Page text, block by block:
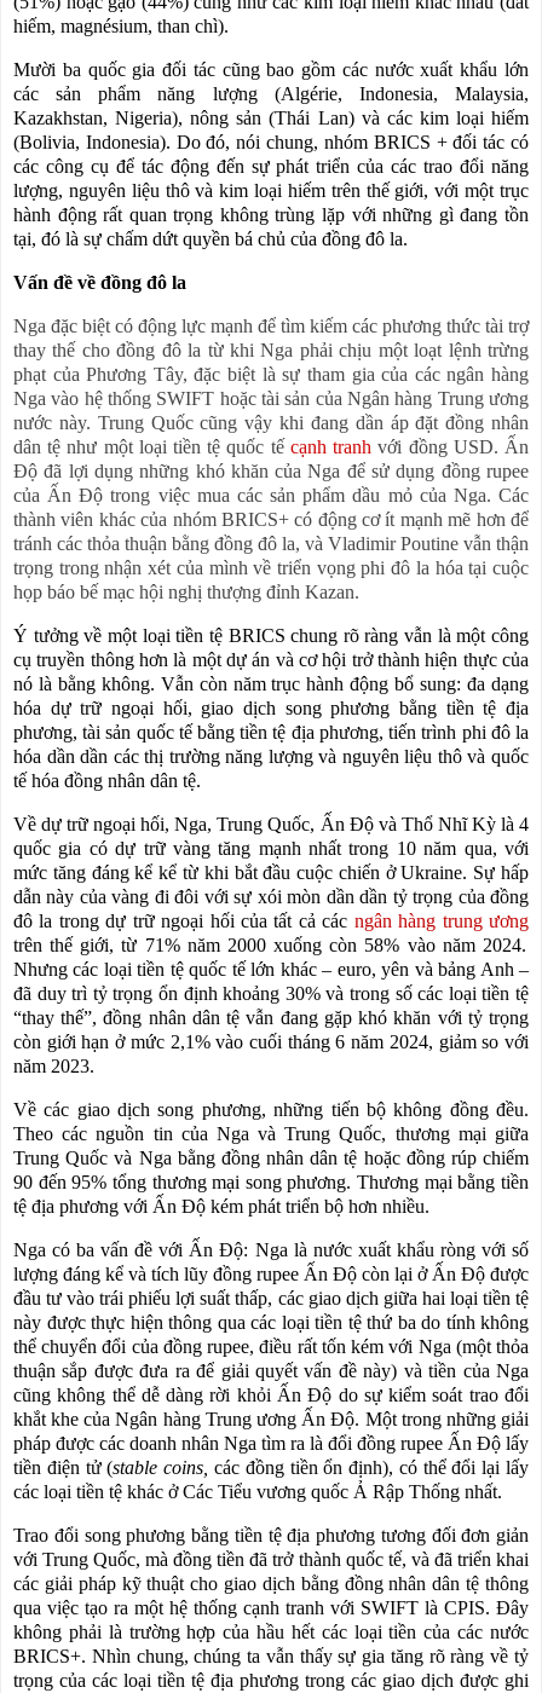
hiếm, magnésium, than chì).
Mười ba quốc gia đối tác cũng bao gồm các nước xuất khẩu lớn
các sản phẩm năng lượng (Algérie, Indonesia, Malaysia,
Kazakhstan, Nigeria), nông sản (Thái Lan) và các kim loại hiếm
(Bolivia, Indonesia). Do đó, nói chung, nhóm BRICS + đối tác có
các công cụ để tác động đến sự phát triển của các trao đổi năng
lượng, nguyên liệu thô và kim loại hiếm trên thế giới, với một trục
hành động rất quan trọng không trùng lặp với những gì đang tồn
tại, đó là sự chấm dứt quyền bá chủ của đồng đô la.
Vấn đề về đồng đô la
Nga đặc biệt có động lực mạnh để tìm kiếm các phương thức tài trợ
thay thế cho đồng đô la từ khi Nga phải chịu một loạt lệnh trừng
phạt của Phương Tây, đặc biệt là sự tham gia của các ngân hàng
Nga vào hệ thống SWIFT hoặc tài sản của Ngân hàng Trung ương
nước này. Trung Quốc cũng vậy khi đang dần áp đặt đồng nhân
dân tệ như một loại tiền tệ quốc tế cạnh tranh với đồng USD. Ấn
Độ đã lợi dụng những khó khăn của Nga để sử dụng đồng rupee
của Ấn Độ trong việc mua các sản phẩm dầu mỏ của Nga. Các
thành viên khác của nhóm BRICS+ có động cơ ít mạnh mẽ hơn để
tránh các thỏa thuận bằng đồng đô la, và Vladimir Poutine vẫn thận
trọng trong nhận xét của mình về triển vọng phi đô la hóa tại cuộc
họp báo bế mạc hội nghị thượng đỉnh Kazan.
Ý tưởng về một loại tiền tệ BRICS chung rõ ràng vẫn là một công
cụ truyền thông hơn là một dự án và cơ hội trở thành hiện thực của
nó là bằng không. Vẫn còn năm trục hành động bổ sung: đa dạng
hóa dự trữ ngoại hối, giao dịch song phương bằng tiền tệ địa
phương, tài sản quốc tế bằng tiền tệ địa phương, tiến trình phi đô la
hóa dần dần các thị trường năng lượng và nguyên liệu thô và quốc
tế hóa đồng nhân dân tệ.
Về dự trữ ngoại hối, Nga, Trung Quốc, Ấn Độ và Thổ Nhĩ Kỳ là 4
quốc gia có dự trữ vàng tăng mạnh nhất trong 10 năm qua, với
mức tăng đáng kể kể từ khi bắt đầu cuộc chiến ở Ukraine. Sự hấp
dẫn này của vàng đi đôi với sự xói mòn dần dần tỷ trọng của đồng
đô la trong dự trữ ngoại hối của tất cả các ngân hàng trung ương
trên thế giới, từ 71% năm 2000 xuống còn 58% vào năm 2024.
Nhưng các loại tiền tệ quốc tế lớn khác – euro, yên và bảng Anh –
đã duy trì tỷ trọng ổn định khoảng 30% và trong số các loại tiền tệ
“thay thế”, đồng nhân dân tệ vẫn đang gặp khó khăn với tỷ trọng
còn giới hạn ở mức 2,1% vào cuối tháng 6 năm 2024, giảm so với
năm 2023.
Về các giao dịch song phương, những tiến bộ không đồng đều.
Theo các nguồn tin của Nga và Trung Quốc, thương mại giữa
Trung Quốc và Nga bằng đồng nhân dân tệ hoặc đồng rúp chiếm
90 đến 95% tổng thương mại song phương. Thương mại bằng tiền
tệ địa phương với Ấn Độ kém phát triển bộ hơn nhiều.
Nga có ba vấn đề với Ấn Độ: Nga là nước xuất khẩu ròng với số
lượng đáng kể và tích lũy đồng rupee Ấn Độ còn lại ở Ấn Độ được
đầu tư vào trái phiếu lợi suất thấp, các giao dịch giữa hai loại tiền tệ
này được thực hiện thông qua các loại tiền tệ thứ ba do tính không
thể chuyển đổi của đồng rupee, điều rất tốn kém với Nga (một thỏa
thuận sắp được đưa ra để giải quyết vấn đề này) và tiền của Nga
cũng không thể dễ dàng rời khỏi Ấn Độ do sự kiểm soát trao đổi
khắt khe của Ngân hàng Trung ương Ấn Độ. Một trong những giải
pháp được các doanh nhân Nga tìm ra là đổi đồng rupee Ấn Độ lấy
tiền điện tử (stable coins, các đồng tiền ổn định), có thể đổi lại lấy
các loại tiền tệ khác ở Các Tiểu vương quốc Ả Rập Thống nhất.
Trao đổi song phương bằng tiền tệ địa phương tương đối đơn giản
với Trung Quốc, mà đồng tiền đã trở thành quốc tế, và đã triển khai
các giải pháp kỹ thuật cho giao dịch bằng đồng nhân dân tệ thông
qua việc tạo ra một hệ thống cạnh tranh với SWIFT là CPIS. Đây
không phải là trường hợp của hầu hết các loại tiền của các nước
BRICS+. Nhìn chung, chúng ta vẫn thấy sự gia tăng rõ ràng về tỷ
trọng của các loại tiền tệ địa phương trong các giao dịch được ghi